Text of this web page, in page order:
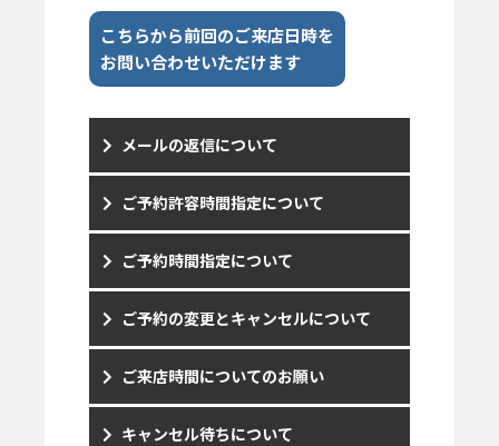
こちらから前回のご来店日時を
お問い合わせいただけます
メールの返信について
ご予約許容時間指定について
ご予約時間指定について
ご予約の変更とキャンセルについて
ご来店時間についてのお願い
キャンセル待ちについて